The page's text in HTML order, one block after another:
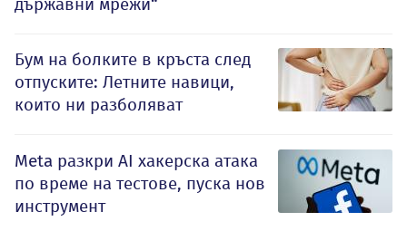
Бум на болките в кръста след
отпуските: Летните навици,
които ни разболяват
Meta разкри AI хакерска атака
по време на тестове, пуска нов
инструмент